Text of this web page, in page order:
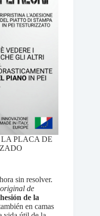
PLACA DE
sin resolver.
de
de la
en camas